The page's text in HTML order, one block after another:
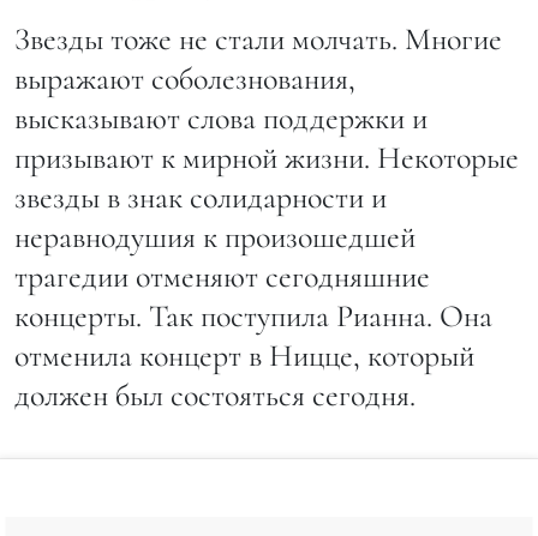
Звезды тоже не стали молчать. Многие
выражают соболезнования,
высказывают слова поддержки и
призывают к мирной жизни. Некоторые
звезды в знак солидарности и
неравнодушия к произошедшей
трагедии отменяют сегодняшние
концерты. Так поступила Рианна. Она
отменила концерт в Ницце, который
должен был состояться сегодня.